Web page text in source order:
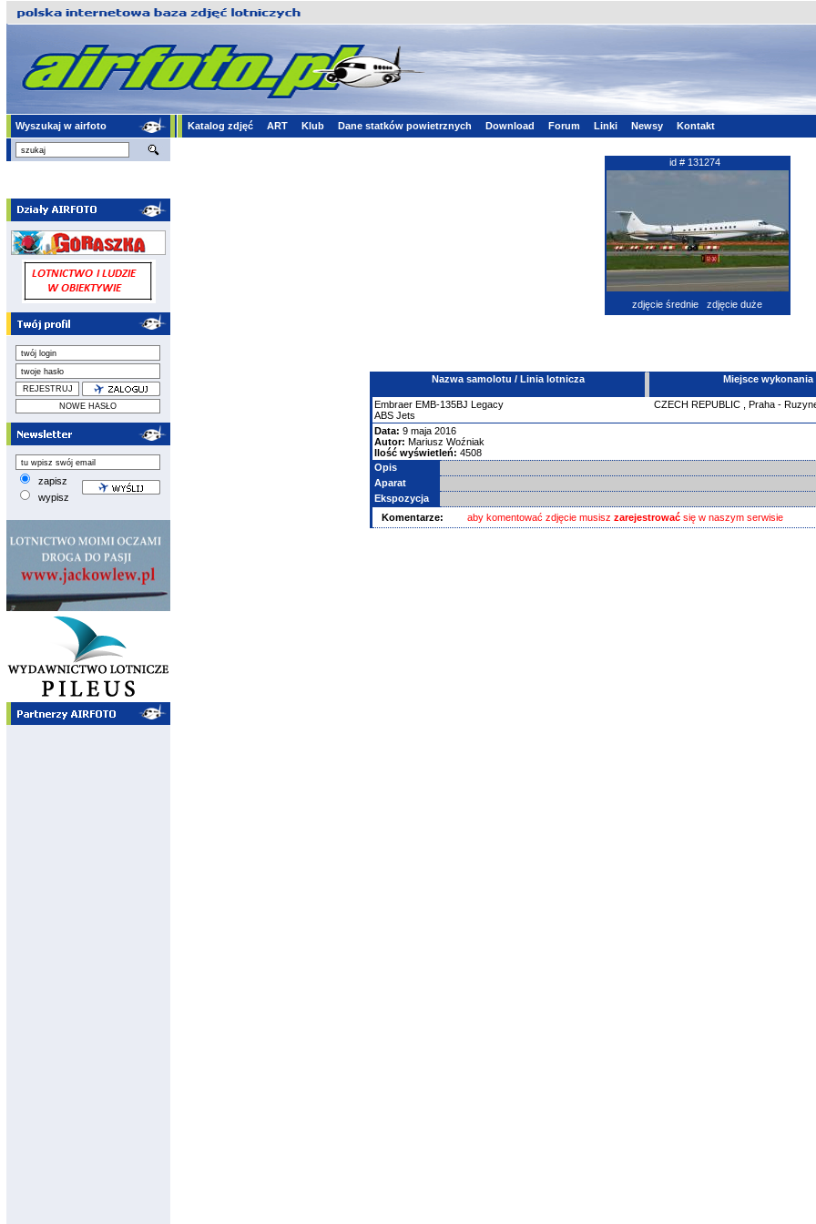
Wyszukaj w airfoto Katalog zdjęć ART Klub Dane statków powietrznych Download Forum Linki Newsy Kontakt
zapisz
wypisz
id # 131274
zdjęcie średnie zdjęcie duże
Nazwa samolotu / Linia lotnicza Miejsce wykonania
Embraer EMB-135BJ Legacy
ABS Jets
CZECH REPUBLIC, Praha -
Data: 9 maja 2016
Autor: Mariusz Woźniak
Ilość wyświetleń: 4508
Opis
Aparat
Ekspozycja
Komentarze:
aby komentować zdjęcie musisz zarejestrowaćsię w naszym serwisie